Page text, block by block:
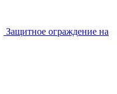
Защитное ограждение на